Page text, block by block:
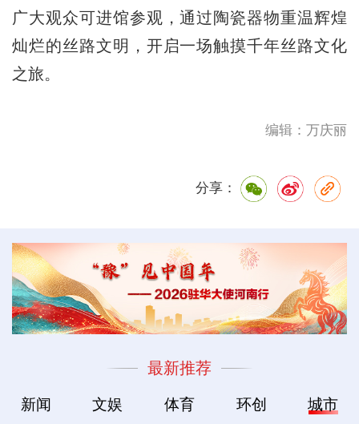
广大观众可进馆参观，通过陶瓷器物重温辉煌
灿烂的丝路文明，开启一场触摸千年丝路文化
之旅。
编辑：万庆丽
分享：
最新推荐
新闻 文娱 体育 环创 城市